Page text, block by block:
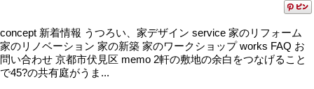
concept 新着情報 うつろい、家デザイン service 家のリフォーム
家のリノベーション 家の新築 家のワークショップ works FAQ お
問い合わせ 京都市伏見区 memo 2軒の敷地の余白をつなげること
で45?の共有庭がうま...